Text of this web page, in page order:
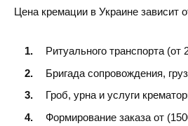
Цена кремации в Украине зависит
Ритуального транспорта (от
Бригада сопровождения,
Гроб, урна и услуги
Формирование заказа от